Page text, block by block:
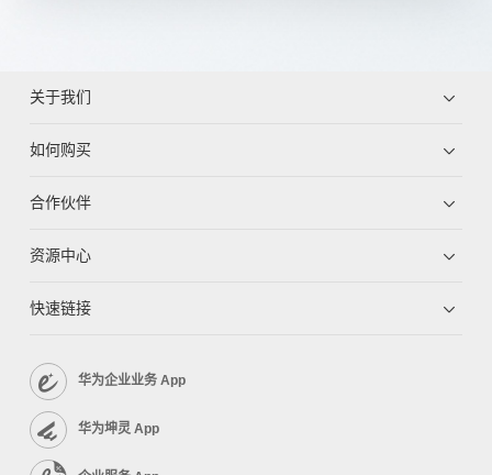
关于我们
如何购买
合作伙伴
资源中心
快速链接
华为企业业务 App
华为坤灵 App